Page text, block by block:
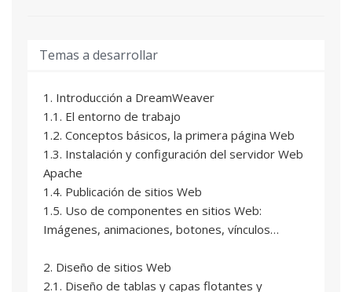
Temas a desarrollar
1. Introducción a DreamWeaver
1.1. El entorno de trabajo
1.2. Conceptos básicos, la primera página Web
1.3. Instalación y configuración del servidor Web
Apache
1.4. Publicación de sitios Web
1.5. Uso de componentes en sitios Web:
Imágenes, animaciones, botones, vínculos…
2. Diseño de sitios Web
2.1. Diseño de tablas y capas flotantes y